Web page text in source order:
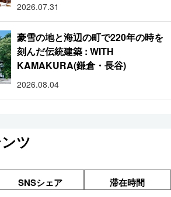
2026.07.31
豪雪の地と海辺の町で220年の時を
刻んだ伝統建築 : WITH
KAMAKURA(鎌倉・長谷)
2026.08.04
ツ
SNSシェア 滞在時間